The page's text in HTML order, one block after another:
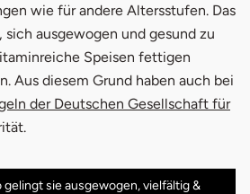
wie für andere Altersstufen. Das
ausgewogen und gesund zu
Speisen fettigen
Aus diesem Grund haben auch bei
der Deutschen Gesellschaft für
gelingt sie ausgewogen, vielfältig &